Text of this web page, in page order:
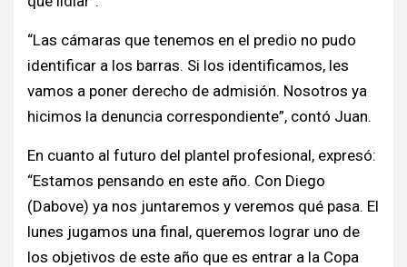
“Las cámaras que tenemos en el predio no pudo
identificar a los barras. Si los identificamos, les
vamos a poner derecho de admisión. Nosotros ya
hicimos la denuncia correspondiente”, contó Juan.
En cuanto al futuro del plantel profesional, expresó:
“Estamos pensando en este año. Con Diego
(Dabove) ya nos juntaremos y veremos qué pasa. El
lunes jugamos una final, queremos lograr uno de
los objetivos de este año que es entrar a la Copa